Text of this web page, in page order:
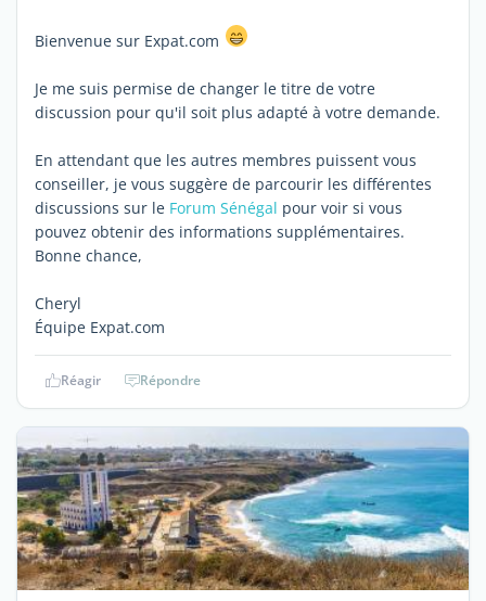
Bienvenue sur Expat.com
Je me suis permise de changer le titre de votre
discussion pour qu'il soit plus adapté à votre demande.
En attendant que les autres membres puissent vous
conseiller, je vous suggère de parcourir les différentes
discussions sur le Forum Sénégal pour voir si vous
pouvez obtenir des informations supplémentaires.
Bonne chance,
Cheryl
Équipe Expat.com
Réagir Répondre